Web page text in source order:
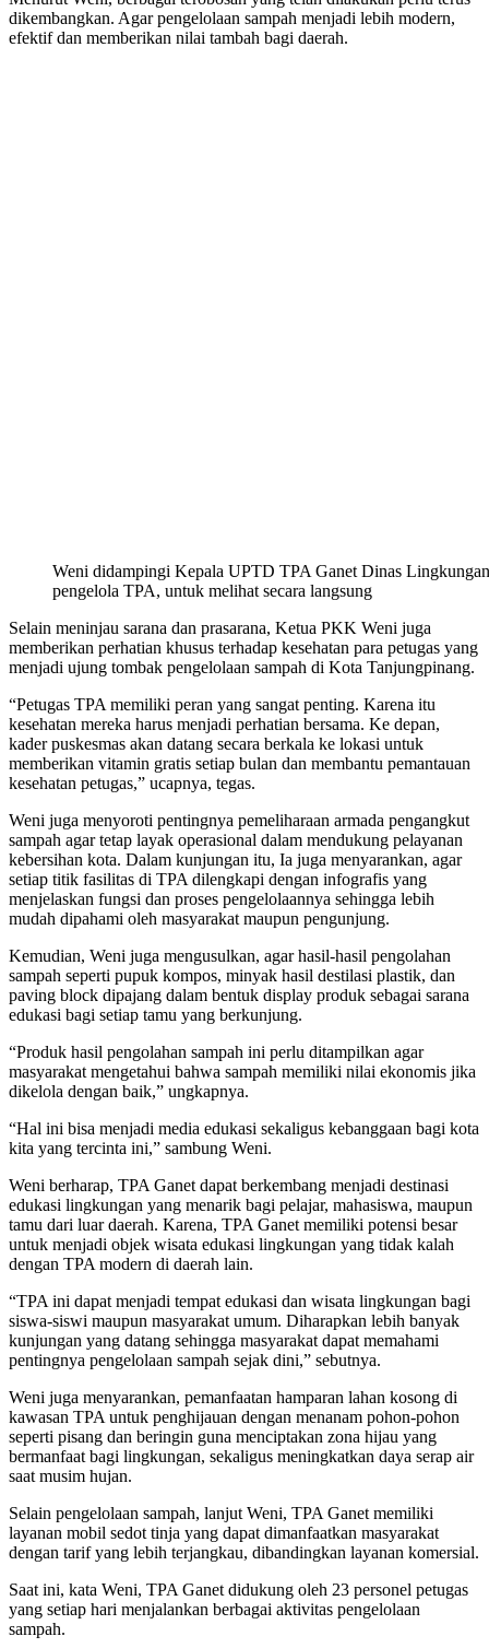
dikembangkan. Agar pengelolaan sampah menjadi lebih modern,
efektif dan memberikan nilai tambah bagi daerah.
Weni didampingi Kepala UPTD TPA Ganet Dinas
pengelola TPA, untuk melihat secara langsung
Selain meninjau sarana dan prasarana, Ketua PKK Weni juga
memberikan perhatian khusus terhadap kesehatan para petugas yang
menjadi ujung tombak pengelolaan sampah di Kota Tanjungpinang.
“Petugas TPA memiliki peran yang sangat penting. Karena itu
kesehatan mereka harus menjadi perhatian bersama. Ke depan,
kader puskesmas akan datang secara berkala ke lokasi untuk
memberikan vitamin gratis setiap bulan dan membantu pemantauan
kesehatan petugas,” ucapnya, tegas.
Weni juga menyoroti pentingnya pemeliharaan armada pengangkut
sampah agar tetap layak operasional dalam mendukung pelayanan
kebersihan kota. Dalam kunjungan itu, Ia juga menyarankan, agar
setiap titik fasilitas di TPA dilengkapi dengan infografis yang
menjelaskan fungsi dan proses pengelolaannya sehingga lebih
mudah dipahami oleh masyarakat maupun pengunjung.
Kemudian, Weni juga mengusulkan, agar hasil-hasil pengolahan
sampah seperti pupuk kompos, minyak hasil destilasi plastik, dan
paving block dipajang dalam bentuk display produk sebagai sarana
edukasi bagi setiap tamu yang berkunjung.
“Produk hasil pengolahan sampah ini perlu ditampilkan agar
masyarakat mengetahui bahwa sampah memiliki nilai ekonomis jika
dikelola dengan baik,” ungkapnya.
“Hal ini bisa menjadi media edukasi sekaligus kebanggaan bagi kota
kita yang tercinta ini,” sambung Weni.
Weni berharap, TPA Ganet dapat berkembang menjadi destinasi
edukasi lingkungan yang menarik bagi pelajar, mahasiswa, maupun
tamu dari luar daerah. Karena, TPA Ganet memiliki potensi besar
untuk menjadi objek wisata edukasi lingkungan yang tidak kalah
dengan TPA modern di daerah lain.
“TPA ini dapat menjadi tempat edukasi dan wisata lingkungan bagi
siswa-siswi maupun masyarakat umum. Diharapkan lebih banyak
kunjungan yang datang sehingga masyarakat dapat memahami
pentingnya pengelolaan sampah sejak dini,” sebutnya.
Weni juga menyarankan, pemanfaatan hamparan lahan kosong di
kawasan TPA untuk penghijauan dengan menanam pohon-pohon
seperti pisang dan beringin guna menciptakan zona hijau yang
bermanfaat bagi lingkungan, sekaligus meningkatkan daya serap air
saat musim hujan.
Selain pengelolaan sampah, lanjut Weni, TPA Ganet memiliki
layanan mobil sedot tinja yang dapat dimanfaatkan masyarakat
dengan tarif yang lebih terjangkau, dibandingkan layanan komersial.
Saat ini, kata Weni, TPA Ganet didukung oleh 23 personel petugas
yang setiap hari menjalankan berbagai aktivitas pengelolaan
sampah.